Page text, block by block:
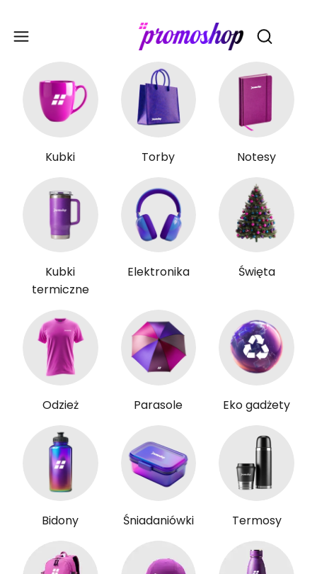
Otwórz
Kubki Torby Notesy
Kubki
termiczne
Elektronika Święta
Odzież Parasole Eko gadżety
Bidony Śniadaniówki Termosy